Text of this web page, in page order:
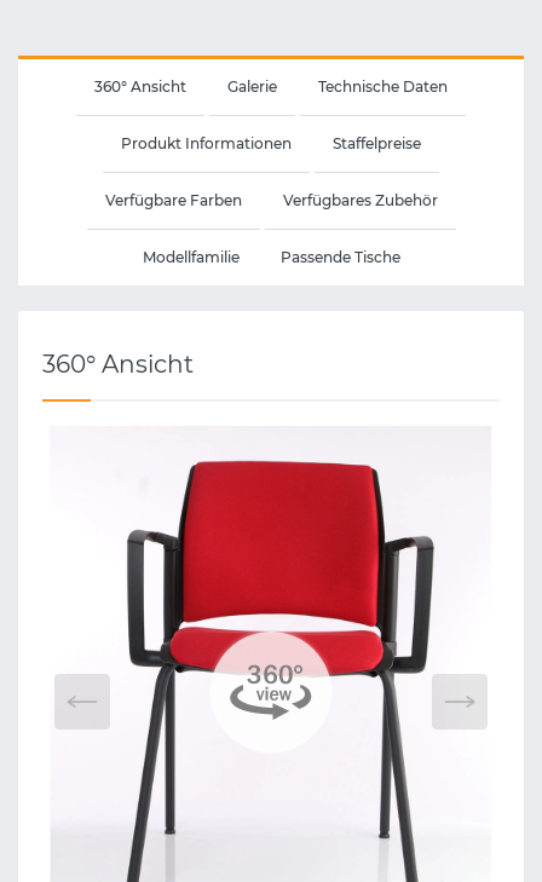
360° Ansicht Galerie Technische Daten
Produkt Informationen Staffelpreise
Verfügbare Farben Verfügbares Zubehör
Modellfamilie Passende Tische
360° Ansicht